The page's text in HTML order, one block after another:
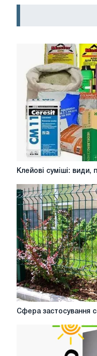
Клейові
види,
призначення
та
вибір
бренду
Клейові суміші: види,
Сфера
секційного
Сфера застосування